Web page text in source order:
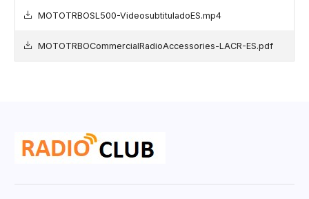
MOTOTRBOSL500-VideosubtituladoES.mp4
MOTOTRBOCommercialRadioAccessories-LACR-ES.pdf